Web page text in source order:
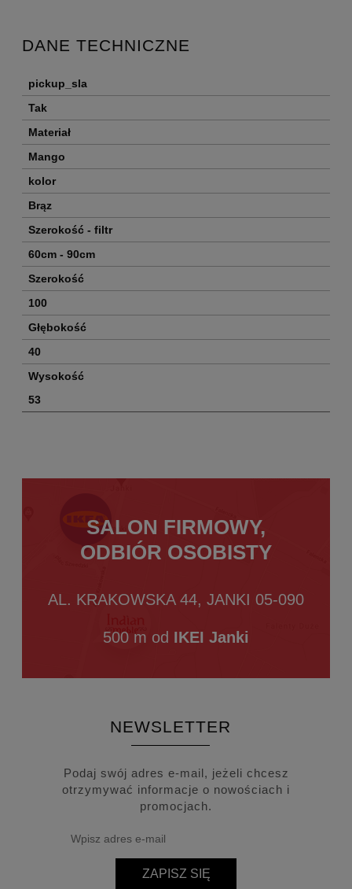
DANE TECHNICZNE
pickup_sla
Tak
Materiał
Mango
kolor
Brąz
Szerokość - filtr
60cm - 90cm
Szerokość
100
Głębokość
40
Wysokość
53
SALON FIRMOWY,
ODBIÓR OSOBISTY
AL. KRAKOWSKA 44, JANKI 05-090
500 m od IKEI Janki
NEWSLETTER
Podaj swój adres e-mail, jeżeli chcesz
otrzymywać informacje o nowościach i
promocjach.
ZAPISZ SIĘ